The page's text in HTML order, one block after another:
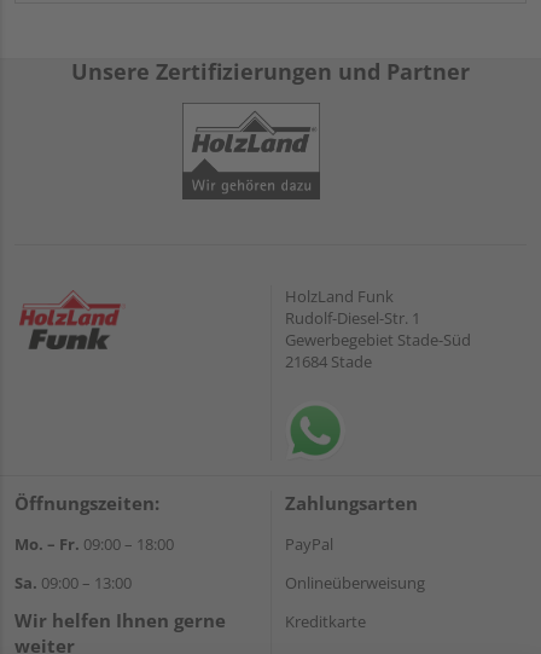
Unsere Zertifizierungen und Partner
HolzLand Funk
Rudolf-Diesel-Str. 1
Gewerbegebiet Stade-Süd
21684 Stade
Öffnungszeiten:
Mo. – Fr. 09:00 – 18:00
Sa. 09:00 – 13:00
Wir helfen Ihnen gerne
weiter
Zahlungsarten
PayPal
Onlineüberweisung
Kreditkarte